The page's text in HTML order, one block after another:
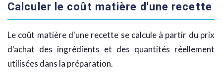
Calculer le coût matière d'une recette
Le coût matière d'une recette se calcule à partir du prix
d'achat des ingrédients et des quantités réellement
utilisées dans la préparation.